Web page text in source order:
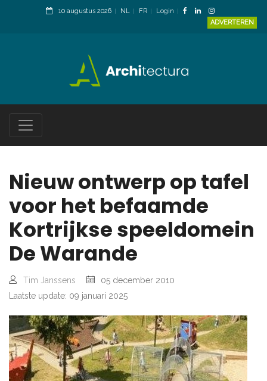
10 augustus 2026 NL FR
Login
ADVERTEREN
Nieuw ontwerp op tafel
voor het befaamde
Kortrijkse speeldomein
De Warande
Tim Janssens
05 december 2010
Laatste update: 09 januari 2025